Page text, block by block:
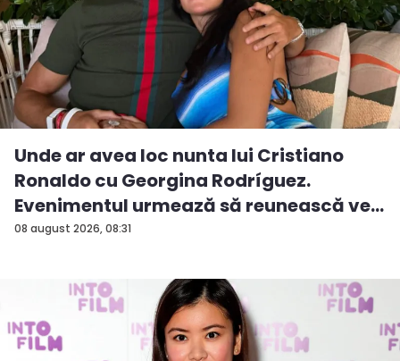
08 august 2026, 08:31
Unde ar avea loc nunta lui Cristiano
Ronaldo cu Georgina Rodríguez.
Evenimentul urmează să reunească ve...